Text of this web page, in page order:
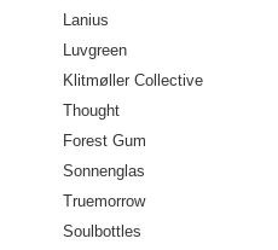
Lanius
Luvgreen
Klitmøller Collective
Thought
Forest Gum
Sonnenglas
Truemorrow
Soulbottles